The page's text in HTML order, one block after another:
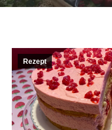
Rezept